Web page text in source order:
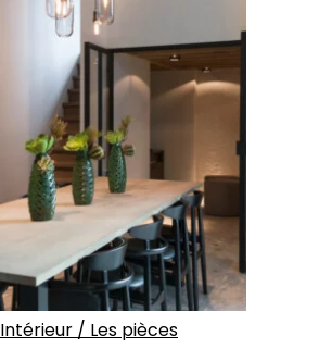
Intérieur / Les pièces